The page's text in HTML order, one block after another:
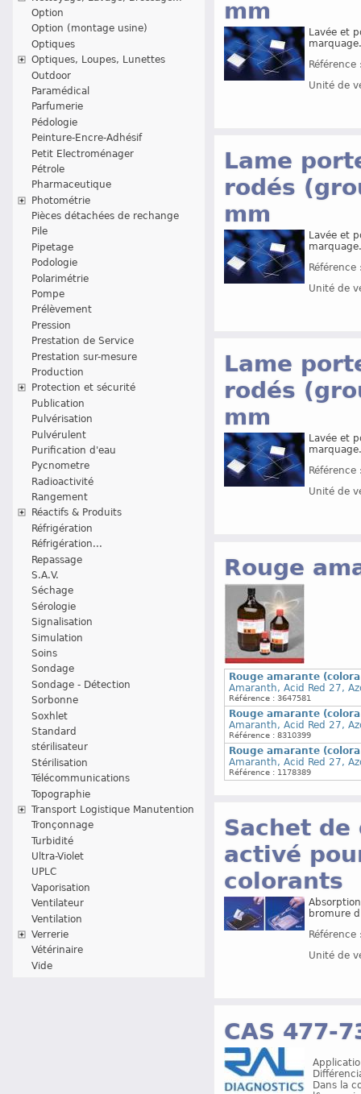
Option
Option (montage usine)
Optiques
Optiques, Loupes, Lunettes
Outdoor
Paramédical
Parfumerie
Pédologie
Peinture-Encre-Adhésif
Petit Electroménager
Pétrole
Pharmaceutique
Photométrie
Pièces détachées de rechange
Pile
Pipetage
Podologie
Polarimétrie
Pompe
Prélèvement
Pression
Prestation de Service
Prestation sur-mesure
Production
Protection et sécurité
Publication
Pulvérisation
Pulvérulent
Purification d'eau
Pycnometre
Radioactivité
Rangement
Réactifs & Produits
Réfrigération
Réfrigération...
Repassage
S.A.V.
Séchage
Sérologie
Signalisation
Simulation
Soins
Sondage
Sondage - Détection
Sorbonne
Soxhlet
Standard
stérilisateur
Stérilisation
Télécommunications
Topographie
Transport Logistique Manutention
Tronçonnage
Turbidité
Ultra-Violet
UPLC
Vaporisation
Ventilateur
Ventilation
Verrerie
Vétérinaire
Vide
mm
Lavée et
Unité de
Lame
rodés
mm
Lavée et
Unité de
Lame
rodés
mm
Lavée et
Unité de
Rouge
Rouge amarante
Amaranth, Acid Red 27,
Référence : 3647581
Rouge amarante
Amaranth, Acid Red 27,
Référence : 8310399
Rouge amarante
Amaranth, Acid Red 27,
Référence : 1178389
Sachet
activé
colorants
bromure
Unité de
CAS 477-
Dans la